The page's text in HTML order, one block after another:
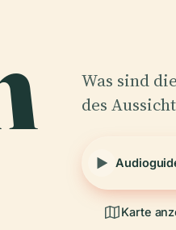
Was sind
des
Karte